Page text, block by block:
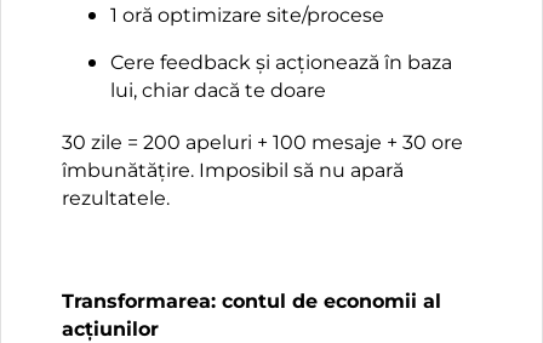
1 oră optimizare site/procese
Cere feedback și acționează în baza
lui, chiar dacă te doare
30 zile = 200 apeluri + 100 mesaje + 30 ore
îmbunătățire. Imposibil să nu apară
rezultatele.
Transformarea: contul de economii al
acțiunilor